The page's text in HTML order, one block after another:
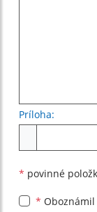
Príloha:
* povinné
* Oboznámil